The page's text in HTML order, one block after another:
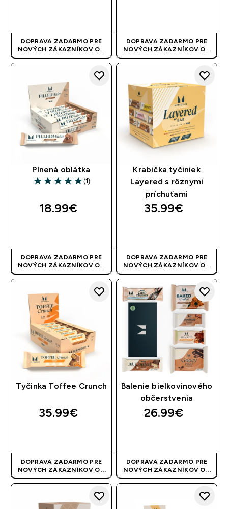
DOPRAVA ZADARMO PRE
NOVÝCH ZÁKAZNÍKOV OD
40 EUR| AKCIA SA APLIKUJE
DOPRAVA ZADARMO PRE
NOVÝCH ZÁKAZNÍKOV OD
40 EUR| AKCIA SA APLIKUJE
Plnená oblátka
5 out of 5 stars
(1)
18.99€‎
DOPRAVA ZADARMO PRE
NOVÝCH ZÁKAZNÍKOV OD
40 EUR| AKCIA SA APLIKUJE
Krabička tyčiniek
Layered s rôznymi
príchuťami
35.99€‎
DOPRAVA ZADARMO PRE
NOVÝCH ZÁKAZNÍKOV OD
40 EUR| AKCIA SA APLIKUJE
Tyčinka Toffee Crunch
35.99€‎
DOPRAVA ZADARMO PRE
NOVÝCH ZÁKAZNÍKOV OD
40 EUR| AKCIA SA APLIKUJE
AUTOMATICKY
Balenie bielkovinového
občerstvenia
26.99€‎
DOPRAVA ZADARMO PRE
NOVÝCH ZÁKAZNÍKOV OD
40 EUR| AKCIA SA APLIKUJE
AUTOMATICKY